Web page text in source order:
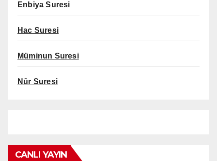
Enbiya Suresi
Hac Suresi
Müminun Suresi
Nûr Suresi
CANLI YAYIN